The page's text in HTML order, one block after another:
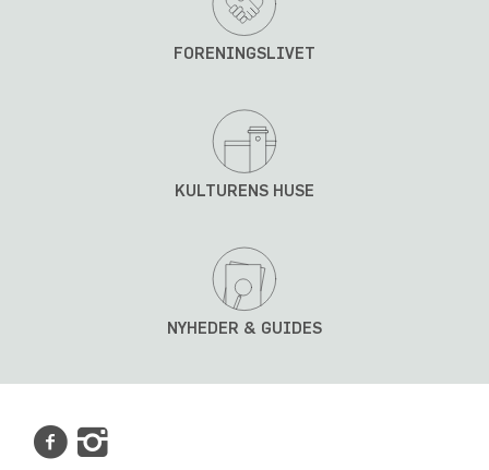
FORENINGSLIVET
KULTURENS HUSE
NYHEDER & GUIDES